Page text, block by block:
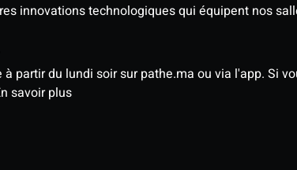
innovations technologiques qui équipent nos
partir du lundi soir sur pathe.ma ou via l'app. Si
savoir plus